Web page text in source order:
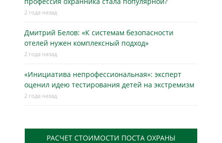
2 года назад
Дмитрий Белов: «К системам безопасности
отелей нужен комплексный подход»
2 года назад
«Инициатива непрофессиональная»: эксперт
оценил идею тестирования детей на экстремизм
2 года назад
РАСЧЕТ СТОИМОСТИ ПОСТА ОХРАНЫ